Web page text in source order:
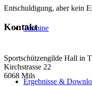
Termine
Ergebnisse &
Entschuldigung, aber kein
Kontakt
Sportschützengilde Hall in
Kirchstrasse 22
6068 Mils